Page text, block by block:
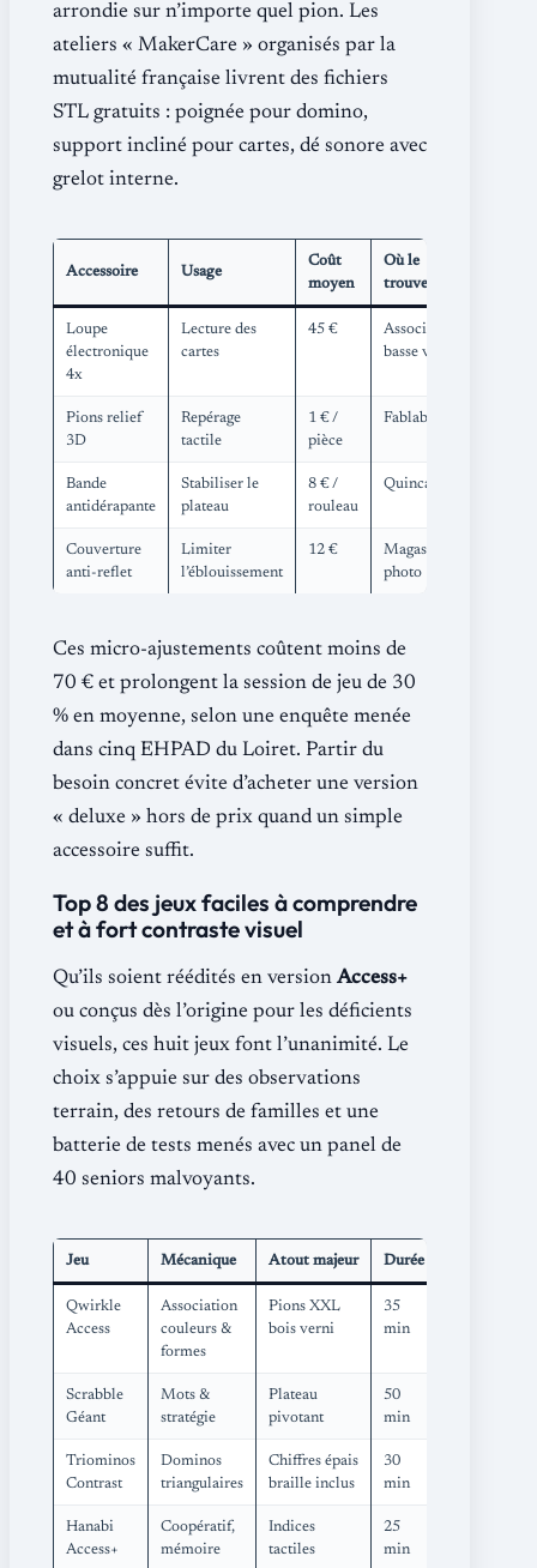
arrondie sur n’importe quel pion. Les
ateliers « MakerCare » organisés par la
mutualité française livrent des fichiers
STL gratuits : poignée pour domino,
support incliné pour cartes, dé sonore avec
grelot interne.
Accessoire Usage
Coût
moyen
Où le
trouver ?
Loupe
électronique
4x
Lecture des
cartes
45 €
Associations
basse vision
Pions relief
3D
Repérage
tactile
1 € /
pièce
Fablab local
Bande
antidérapante
Stabiliser le
plateau
8 € /
rouleau
Quincaillerie
Couverture
anti-reflet
Limiter
l’éblouissement
12 €
Magasin
photo
Ces micro-ajustements coûtent moins de
70 € et prolongent la session de jeu de 30
% en moyenne, selon une enquête menée
dans cinq EHPAD du Loiret. Partir du
besoin concret évite d’acheter une version
« deluxe » hors de prix quand un simple
accessoire suffit.
Top 8 des jeux faciles à comprendre
et à fort contraste visuel
Qu’ils soient réédités en version Access+
ou conçus dès l’origine pour les déficients
visuels, ces huit jeux font l’unanimité. Le
choix s’appuie sur des observations
terrain, des retours de familles et une
batterie de tests menés avec un panel de
40 seniors malvoyants.
Jeu Mécanique Atout majeur Durée
Qwirkle
Access
Association
couleurs &
formes
Pions XXL
bois verni
35
min
Scrabble
Géant
Mots &
stratégie
Plateau
pivotant
50
min
Triominos
Contrast
Dominos
triangulaires
Chiffres épais
braille inclus
30
min
Hanabi
Access+
Coopératif,
mémoire
Indices
tactiles
25
min